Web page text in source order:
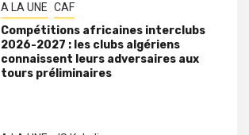
A LA UNE CAF
Compétitions africaines interclubs
2026-2027 : les clubs algériens
connaissent leurs adversaires aux
tours préliminaires